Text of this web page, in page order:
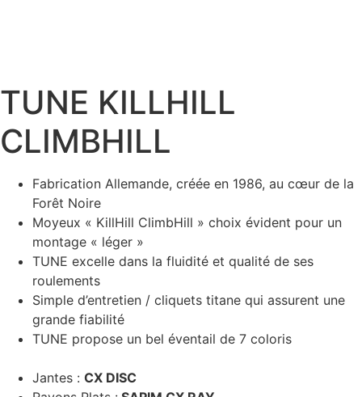
TUNE KILLHILL
CLIMBHILL
Fabrication Allemande, créée en 1986, au cœur de la
Forêt Noire
Moyeux « KillHill ClimbHill » choix évident pour un
montage « léger »
TUNE excelle dans la fluidité et qualité de ses
roulements
Simple d’entretien / cliquets titane qui assurent une
grande fiabilité
TUNE propose un bel éventail de 7 coloris
Jantes : CX DISC